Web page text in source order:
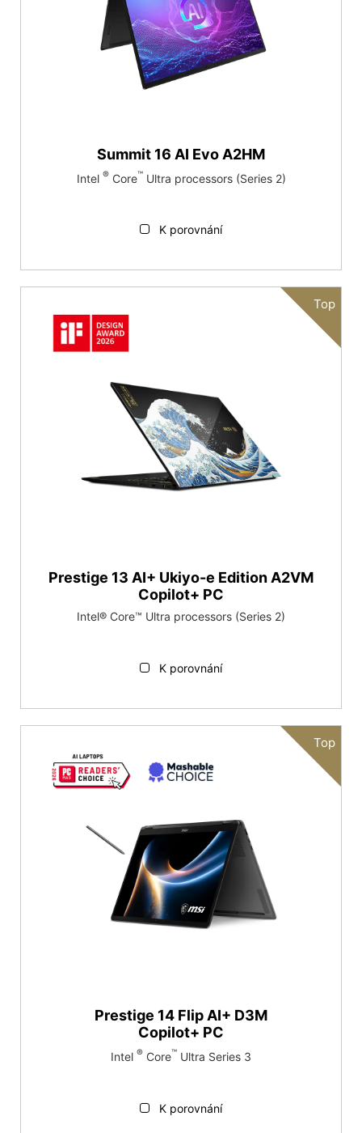
Summit 16 AI Evo A2HM
Intel ®Core™Ultra processors (Series 2)
K porovnání
Top
Prestige 13 AI+ Ukiyo-e Edition A2VM
Copilot+ PC
Intel® Core™ Ultra processors (Series 2)
K porovnání
Top
Prestige 14 Flip AI+ D3M
Copilot+ PC
Intel ® Core™ Ultra Series 3
K porovnání